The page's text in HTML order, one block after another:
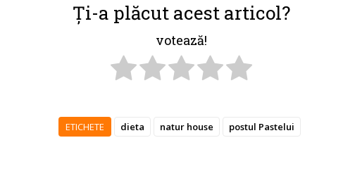
Ți-a plăcut acest articol?
votează!
ETICHETE dieta natur house postul Pastelui